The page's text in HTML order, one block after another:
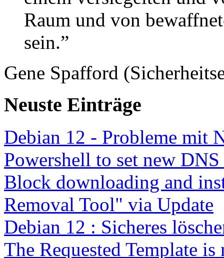
Raum und von
sein.”
Gene Spafford
Neuste Einträge
Debian 12 - Probleme mit
Powershell to set new
Block downloading and
Removal Tool" via Update
Debian 12 : Sicheres
The Requested Template